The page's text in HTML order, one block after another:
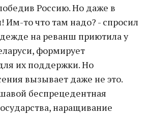
Россию. Но даже в
Им-то что там надо? - спросил
на реванш приютила у
формирует
их поддержки. Но
вызывает даже не это.
беспрецедентная
наращивание